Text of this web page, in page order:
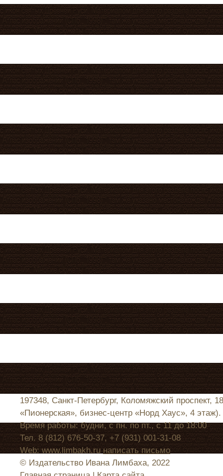
197348, Санкт-Петербург, Коломяжский
«Пионерская», бизнес-центр «Норд Хаус», 4 этаж).
Время работы: будни, с пн. по пт., с 11 до 18:00
Тел. 8 (812) 676-50-37, +7 (931) 001-31-08
Web: www.limbakh.ruнаписать письмо
© Издательство Ивана Лимбаха, 2022